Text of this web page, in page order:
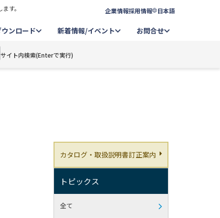
す。 企業情報採用情報 日本語
ウンロード 新着情報/イベント お問合せ
サイト内検索(Enterで実行)
カタログ・取扱説明書訂正案内
トピックス
全て